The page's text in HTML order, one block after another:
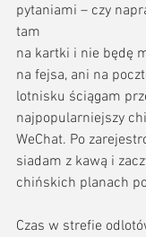
pytaniami – czy
tam
na kartki i nie będę
na fejsa, ani na
lotnisku ściągam
najpopularniejszy
WeChat. Po
siadam z kawą i
chińskich planach
Czas w strefie